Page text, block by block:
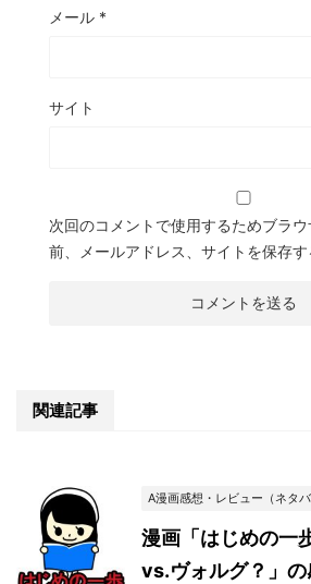
メール *
サイト
次回のコメントで使用するためブラ
前、メールアドレス、サイトを保存す
関連記事
A漫画感想・レビュー（ネタバ
漫画「はじめの一
vs.ヴォルグ？」